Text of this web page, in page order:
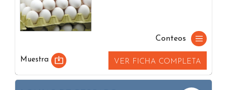
Conteos
Muestra VER FICHA COMPLETA